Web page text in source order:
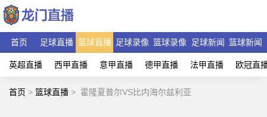
首页 足球直播 篮球直播 足球录像 篮球录像 足球新闻 篮球新闻
英超直播 西甲直播 意甲直播 德甲直播 法甲直播 欧冠直
首页 > 篮球直播 > 霍隆夏普尔VS比内海尔兹利亚